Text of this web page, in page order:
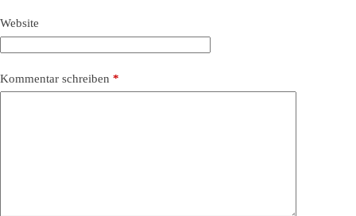
Website
Kommentar schreiben *